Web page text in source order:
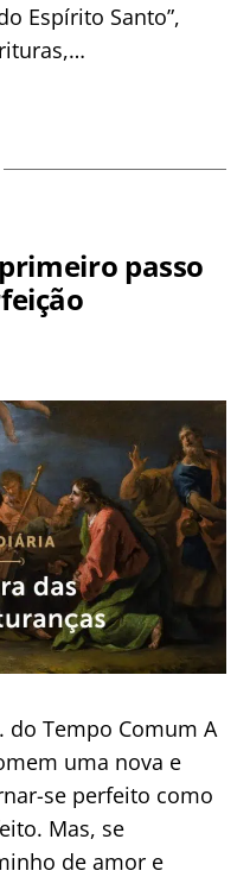
Espírito Santo”,
passo
do Tempo Comum A
uma nova e
se perfeito como
Mas, se
de amor e